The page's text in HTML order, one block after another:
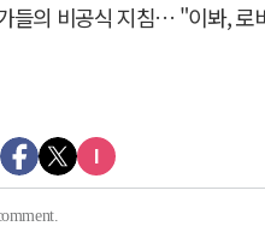
들의 비공식 지침… "이봐, 로